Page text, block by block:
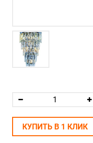
КУПИТЬ В 1 КЛИК